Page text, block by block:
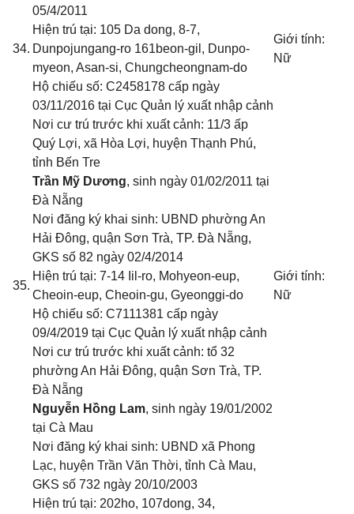
34.
05/4/2011
Hiện trú tại: 105 Da dong, 8-7,
Dunpojungang-ro 161beon-gil, Dunpo-
myeon, Asan-si, Chungcheongnam-do
Hộ chiếu số: C2458178 cấp ngày
03/11/2016 tại Cục Quản lý xuất nhập cảnh
Nơi cư trú trước khi xuất cảnh: 11/3 ấp
Quý Lợi, xã Hòa Lợi, huyện Thạnh Phú,
tỉnh Bến Tre
Giới tính:
Nữ
35.
Trần Mỹ Dương, sinh ngày 01/02/2011 tại
Đà Nẵng
Nơi đăng ký khai sinh: UBND phường An
Hải Đông, quận Sơn Trà, TP. Đà Nẵng,
GKS số 82 ngày 02/4/2014
Hiện trú tại: 7-14 Iil-ro, Mohyeon-eup,
Cheoin-eup, Cheoin-gu, Gyeonggi-do
Hộ chiếu số: C7111381 cấp ngày
09/4/2019 tại Cục Quản lý xuất nhập cảnh
Nơi cư trú trước khi xuất cảnh: tổ 32
phường An Hải Đông, quận Sơn Trà, TP.
Đà Nẵng
Giới tính:
Nữ
Nguyễn Hồng Lam, sinh ngày 19/01/2002
tại Cà Mau
Nơi đăng ký khai sinh: UBND xã Phong
Lạc, huyện Trần Văn Thời, tỉnh Cà Mau,
GKS số 732 ngày 20/10/2003
Hiện trú tại: 202ho, 107dong, 34,